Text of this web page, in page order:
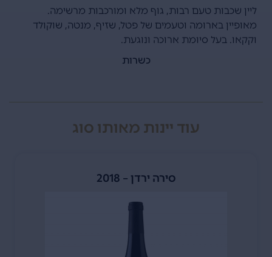
ליין שכבות טעם רבות, גוף מלא ומורכבות מרשימה.
מאופיין בארומה וטעמים של פטל, שזיף, מנטה, שוקולד
וקקאו. בעל סיומת ארוכה ונוגעת.
כשרות
עוד יינות מאותו סוג
סירה ירדן – 2018